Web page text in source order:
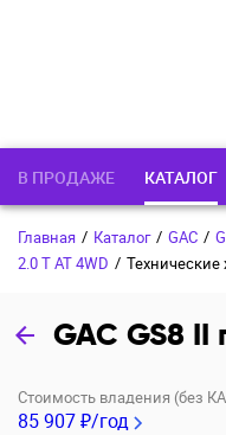
В ПРОДАЖЕ КАТАЛОГ
Главная / Каталог / GAC /
2.0 T AT 4WD / Технические
GAC GS8 II
Стоимость владения (без
85 907 ₽/год